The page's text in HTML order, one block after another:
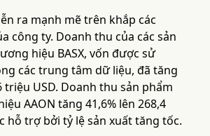
ra mạnh mẽ trên khắp các
công ty. Doanh thu của các sản
hiệu BASX, vốn được sử
các trung tâm dữ liệu, đã tăng
triệu USD. Doanh thu sản phẩm
AAON tăng 41,6% lên 268,4
hỗ trợ bởi tỷ lệ sản xuất tăng tốc.